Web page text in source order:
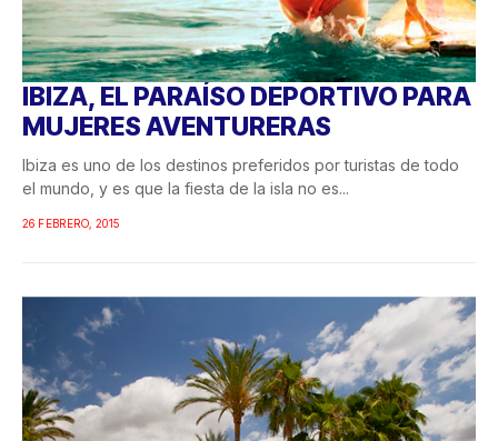
IBIZA, EL PARAÍSO DEPORTIVO PARA
MUJERES AVENTURERAS
Ibiza es uno de los destinos preferidos por turistas de todo
el mundo, y es que la fiesta de la isla no es...
26 FEBRERO, 2015